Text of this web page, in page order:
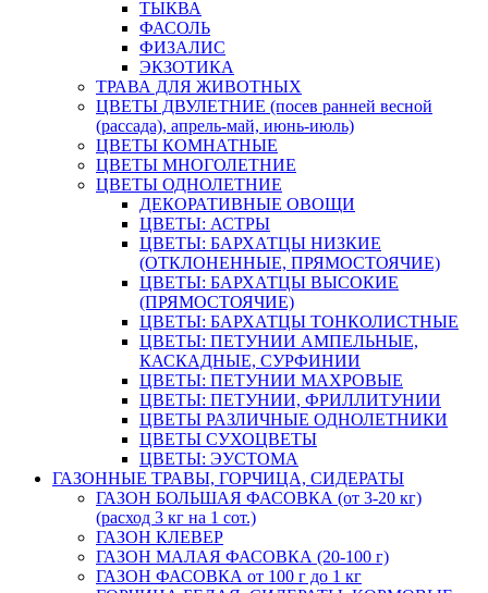
ТЫКВА
ФАСОЛЬ
ФИЗАЛИС
ЭКЗОТИКА
ТРАВА ДЛЯ ЖИВОТНЫХ
ЦВЕТЫ ДВУЛЕТНИЕ (посев ранней весной
(рассада), апрель-май, июнь-июль)
ЦВЕТЫ КОМНАТНЫЕ
ЦВЕТЫ МНОГОЛЕТНИЕ
ЦВЕТЫ ОДНОЛЕТНИЕ
ДЕКОРАТИВНЫЕ ОВОЩИ
ЦВЕТЫ: АСТРЫ
ЦВЕТЫ: БАРХАТЦЫ НИЗКИЕ
(ОТКЛОНЕННЫЕ, ПРЯМОСТОЯЧИЕ)
ЦВЕТЫ: БАРХАТЦЫ ВЫСОКИЕ
(ПРЯМОСТОЯЧИЕ)
ЦВЕТЫ: БАРХАТЦЫ ТОНКОЛИСТНЫЕ
ЦВЕТЫ: ПЕТУНИИ АМПЕЛЬНЫЕ,
КАСКАДНЫЕ, СУРФИНИИ
ЦВЕТЫ: ПЕТУНИИ МАХРОВЫЕ
ЦВЕТЫ: ПЕТУНИИ, ФРИЛЛИТУНИИ
ЦВЕТЫ РАЗЛИЧНЫЕ ОДНОЛЕТНИКИ
ЦВЕТЫ СУХОЦВЕТЫ
ЦВЕТЫ: ЭУСТОМА
ГАЗОННЫЕ ТРАВЫ, ГОРЧИЦА, СИДЕРАТЫ
ГАЗОН БОЛЬШАЯ ФАСОВКА (от 3-20 кг)
(расход 3 кг на 1 сот.)
ГАЗОН КЛЕВЕР
ГАЗОН МАЛАЯ ФАСОВКА (20-100 г)
ГАЗОН ФАСОВКА от 100 г до 1 кг